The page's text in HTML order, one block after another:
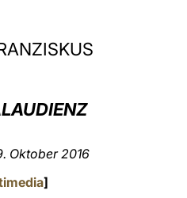
中文
Oktober 2016
]